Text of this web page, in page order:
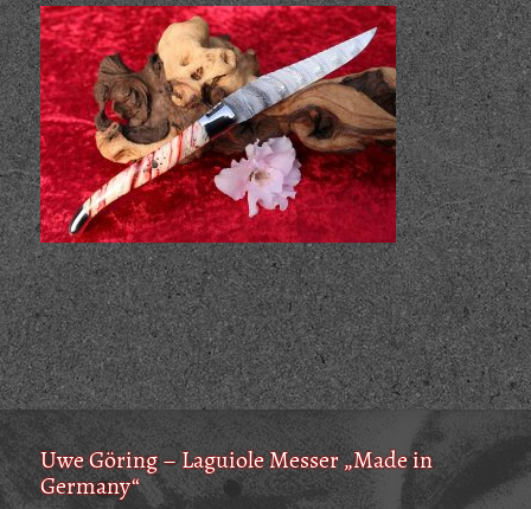
Uwe Göring – Laguiole Messer „Made in
Germany“